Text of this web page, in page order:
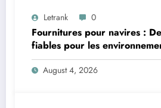
Letrank 0
Fournitures pour navires :
fiables pour les
exigeants
August 4, 2026